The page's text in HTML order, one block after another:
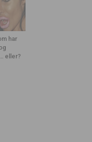
har
eller?